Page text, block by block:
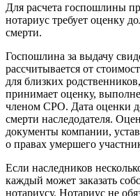
Для расчета госпошлины
нотариус требует оценку
смерти.
Госпошлина за выдачу
рассчитывается от
для близких
принимает оценку,
членом СРО. Дата оценки
смерти наследодателя.
документы компании,
о правах умершего
Если наследников
каждый может заказать
нотариусу. Нотариус не